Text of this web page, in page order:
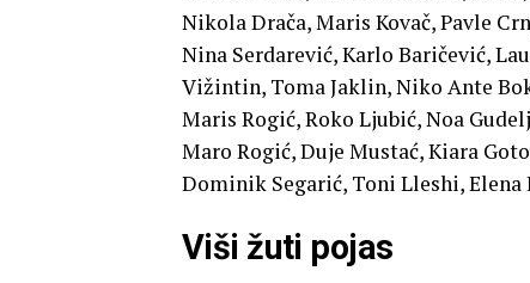
Nikola Drača, Maris Kovač, Pavle
Nina Serdarević, Karlo Baričević,
Vižintin, Toma Jaklin, Niko Ante
Maris Rogić, Roko Ljubić, Noa
Maro Rogić, Duje Mustać, Kiara
Dominik Segarić, Toni Lleshi,
Viši žuti pojas